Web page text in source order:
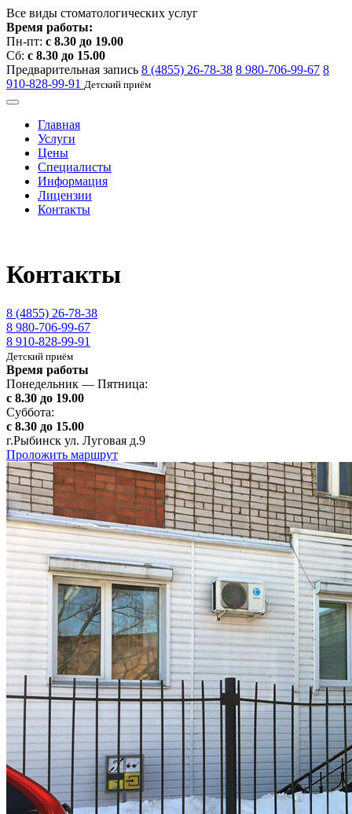
Все виды стоматологических услуг
Время работы:
Пн-пт: с 8.30 до 19.00
Сб: с 8.30 до 15.00
Предварительная запись 8 (4855) 26-78-38 8 980-706-99-67 8
910-828-99-91 Детский приём
Главная
Услуги
Цены
Специалисты
Информация
Лицензии
Контакты
Контакты
8 (4855) 26-78-38
8 980-706-99-67
8 910-828-99-91
Детский приём
Время работы
Понедельник — Пятница:
с 8.30 до 19.00
Суббота:
с 8.30 до 15.00
г.Рыбинск ул. Луговая д.9
Проложить маршрут